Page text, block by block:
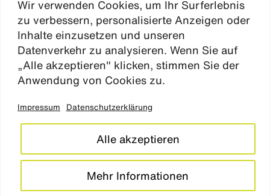
Wir verwenden Cookies, um Ihr Surferlebnis
zu verbessern, personalisierte Anzeigen oder
Inhalte einzusetzen und unseren
Datenverkehr zu analysieren. Wenn Sie auf
„Alle akzeptieren" klicken, stimmen Sie der
Anwendung von Cookies zu.
Impressum Datenschutzerklärung
Mehr Informationen
Alle akzeptieren
aktuelles
kontakt
impressum
datenschutz
cookie einstellungen
barrierefreiheitserklärung